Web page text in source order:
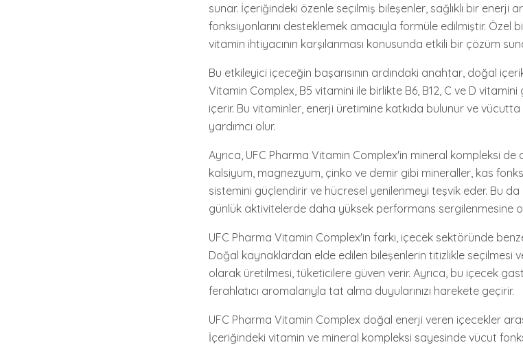
sunar. İçeriğindeki özenle seçilmiş bileşenler, sağlıklı bir enerji
fonksiyonlarını desteklemek amacıyla formüle edilmiştir. Özel
vitamin ihtiyacının karşılanması konusunda etkili bir çözüm
Bu etkileyici içeceğin başarısının ardındaki anahtar, doğal
Vitamin Complex, B5 vitamini ile birlikte B6, B12, C ve D
içerir. Bu vitaminler, enerji üretimine katkıda bulunur ve vücutta
yardımcı olur.
Ayrıca, UFC Pharma Vitamin Complex'in mineral kompleksi
kalsiyum, magnezyum, çinko ve demir gibi mineraller, kas
sistemini güçlendirir ve hücresel yenilenmeyi teşvik eder. Bu
günlük aktivitelerde daha yüksek performans sergilenmesine
UFC Pharma Vitamin Complex'in farkı, içecek sektöründe
Doğal kaynaklardan elde edilen bileşenlerin titizlikle seçilmesi
olarak üretilmesi, tüketicilere güven verir. Ayrıca, bu içecek
ferahlatıcı aromalarıyla tat alma duyularınızı harekete geçirir.
UFC Pharma Vitamin Complex doğal enerji veren içecekler
İçeriğindeki vitamin ve mineral kompleksi sayesinde vücut